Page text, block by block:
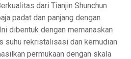
dari Tianjin Shunchun
padat dan panjang dengan
dibentuk dengan memanaskan
suhu rekristalisasi dan kemudian
permukaan dengan skala